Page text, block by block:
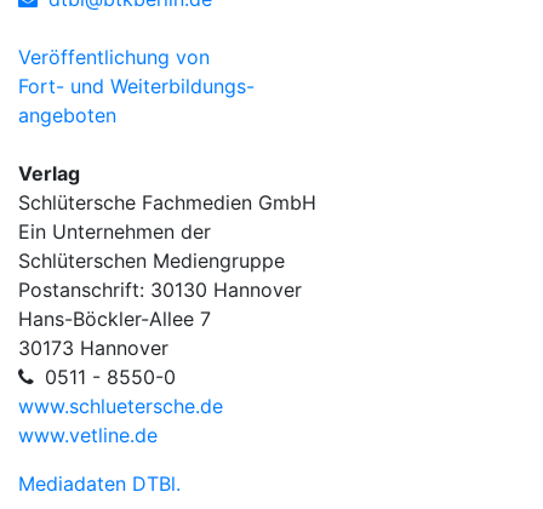
Veröffentlichung von
Fort- und Weiterbildungs-
angeboten
Verlag
Schlütersche Fachmedien GmbH
Ein Unternehmen der
Schlüterschen Mediengruppe
Postanschrift: 30130 Hannover
Hans-Böckler-Allee 7
30173 Hannover
0511 - 8550-0
www.schluetersche.de
www.vetline.de
Mediadaten DTBl.